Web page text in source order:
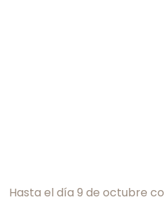
Hasta el día 9 de octubre